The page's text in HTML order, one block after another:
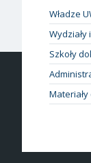
Władze
Wydziały
Szkoły